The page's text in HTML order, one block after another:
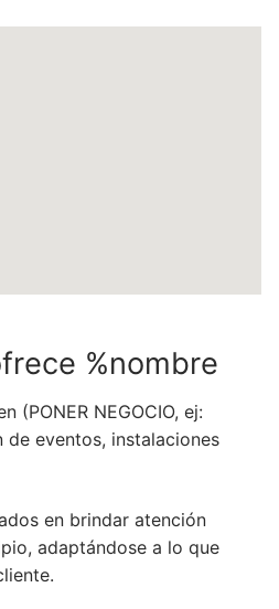
%nombre
(PONER NEGOCIO, ej:
eventos, instalaciones
en brindar atención
adaptándose a lo que